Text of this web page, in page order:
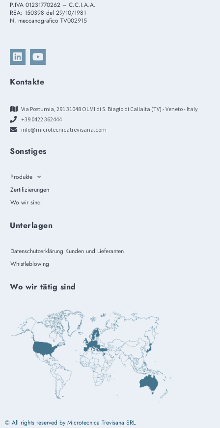
P.IVA 01231770262 – C.C.I.A.A.
REA: 150398 del 29/10/1981
N. meccanografico TV002915
Kontakte
Via Postumia, 291 31048 OLMI di S. Biagio di Callalta (TV) - Veneto - Italy
+39 0422 362444
info@microtecnicatrevisana.com
Sonstiges
Produkte
Zertifizierungen
Wo wir sind
Unterlagen
Datenschutzerklärung Kunden und Lieferanten
Whistleblowing
Wo wir tätig sind
© All rights reserved by Microtecnica Trevisana SRL